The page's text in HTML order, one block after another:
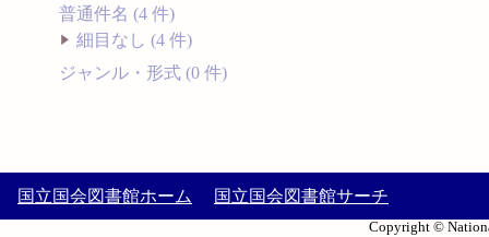
普通件名 (4 件)
細目なし (4 件)
ジャンル・形式 (0 件)
国立国会図書館ホーム 国立国会図書館サーチ
Copyright ©